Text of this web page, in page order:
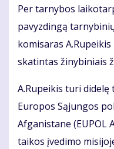
Per tarnybos
pavyzdingą
komisaras
skatintas žinybiniais
A.Rupeikis turi
Europos Sąjungos
Afganistane (EUPOL
taikos įvedimo